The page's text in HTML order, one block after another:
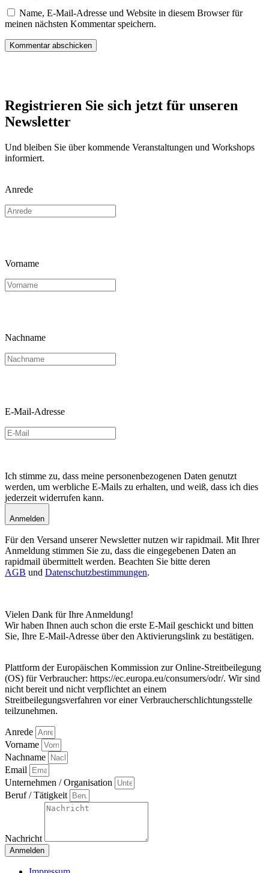
Name, E-Mail-Adresse und Website in diesem Browser für
meinen nächsten Kommentar speichern.
Registrieren Sie sich jetzt für unseren
Newsletter
Und bleiben Sie über kommende Veranstaltungen und Workshops
informiert.
Anrede
Vorname
Nachname
E-Mail-Adresse
Ich stimme zu, dass meine personenbezogenen Daten genutzt
werden, um werbliche E-Mails zu erhalten, und weiß, dass ich dies
jederzeit widerrufen kann.
Anmelden
Für den Versand unserer Newsletter nutzen wir rapidmail. Mit Ihrer
Anmeldung stimmen Sie zu, dass die eingegebenen Daten an
rapidmail übermittelt werden. Beachten Sie bitte deren
AGB und Datenschutzbestimmungen.
Vielen Dank für Ihre Anmeldung!
Wir haben Ihnen auch schon die erste E-Mail geschickt und bitten
Sie, Ihre E-Mail-Adresse über den Aktivierungslink zu bestätigen.
Plattform der Europäischen Kommission zur Online-Streitbeilegung
(OS) für Verbraucher: https://ec.europa.eu/consumers/odr/. Wir sind
nicht bereit und nicht verpflichtet an einem
Streitbeilegungsverfahren vor einer Verbraucherschlichtungsstelle
teilzunehmen.
Anrede
Vorname
Nachname
Email
Unternehmen / Organisation
Beruf / Tätigkeit
Nachricht
Anmelden